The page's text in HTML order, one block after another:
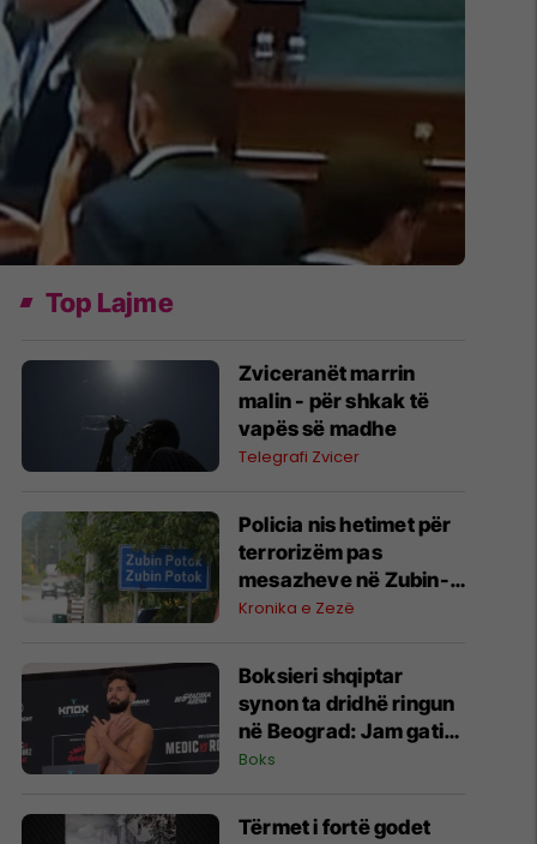
Top Lajme
Zviceranët marrin
malin - për shkak të
vapës së madhe
Telegrafi Zvicer
Policia nis hetimet për
terrorizëm pas
mesazheve në Zubin-
Potok
Kronika e Zezë
Boksieri shqiptar
synon ta dridhë ringun
në Beograd: Jam gati,
Zoti e bekoftë
Boks
Tërmet i fortë godet